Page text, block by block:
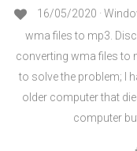
16/05/2020 ·
wma files to mp3.
converting wma files to
to solve the problem; I
older computer that
computer